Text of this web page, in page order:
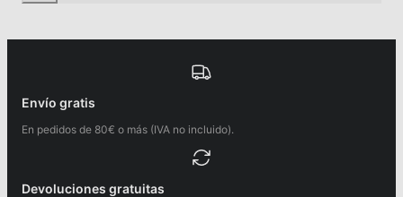
Envío gratis
En pedidos de 80€ o más (IVA no incluido).
Devoluciones gratuitas